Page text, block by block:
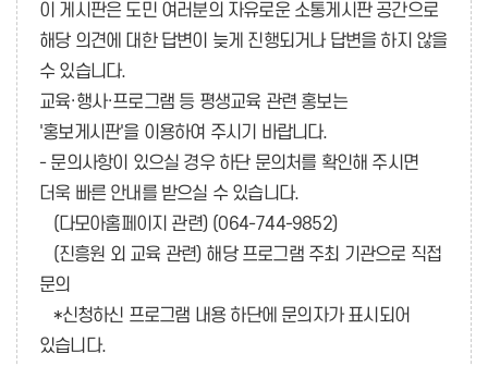
이 게시판은 도민 여러분의 자유로운 소통게시판 공간으로
해당 의견에 대한 답변이 늦게 진행되거나 답변을 하지 않을
수 있습니다.
교육·행사·프로그램 등 평생교육 관련 홍보는
'홍보게시판'을 이용하여 주시기 바랍니다.
- 문의사항이 있으실 경우 하단 문의처를 확인해 주시면
더욱 빠른 안내를 받으실 수 있습니다.
(다모아홈페이지 관련) (064-744-9852)
(진흥원 외 교육 관련) 해당 프로그램 주최 기관으로 직접
문의
*신청하신 프로그램 내용 하단에 문의자가 표시되어
있습니다.